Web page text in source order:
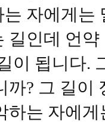
자에게는
길인데 언
이 됩니다.
까? 그 길이
하는 자에